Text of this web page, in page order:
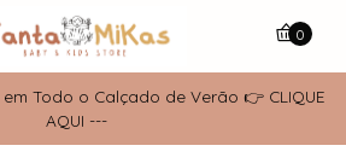
Todo o Calçado de Verão 👉 CLIQUE
AQUI ---
0